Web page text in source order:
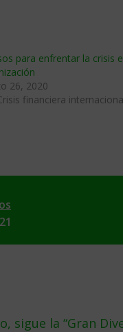
para enfrentar la crisis
26, 2020
financiera
sigue la “Gran